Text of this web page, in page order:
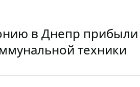
в Днепр
техники